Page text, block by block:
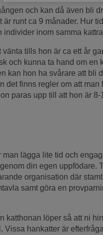
och kan då även bli
runt ca 9 månader. Hur
inom samma
tills hon är ca ett år
och kunna ta hand om en
kan hon ha svårare att bli
det finns regler om att man
paras upp till att hon är 8-
lägga lite tid och
din egen uppfödare.
organisation där
samt göra en
katthonan löper så att ni
hankatter är